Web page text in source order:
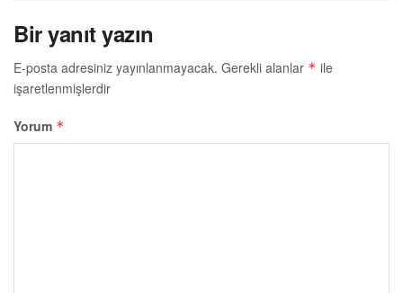
Bir yanıt yazın
E-posta adresiniz yayınlanmayacak. Gerekli alanlar * ile
işaretlenmişlerdir
Yorum *